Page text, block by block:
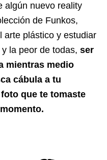
algún nuevo reality
de Funkos,
arte plástico y estudiar
la peor de todas, ser
mientras medio
cábula a tu
que te tomaste